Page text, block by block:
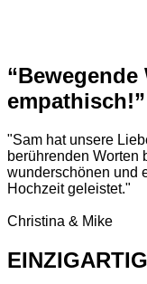
empathisch!”
"Sam hat unsere
berührenden Worten
wunderschönen und
Hochzeit geleistet."
Christina & Mike
EINZIGARTIG